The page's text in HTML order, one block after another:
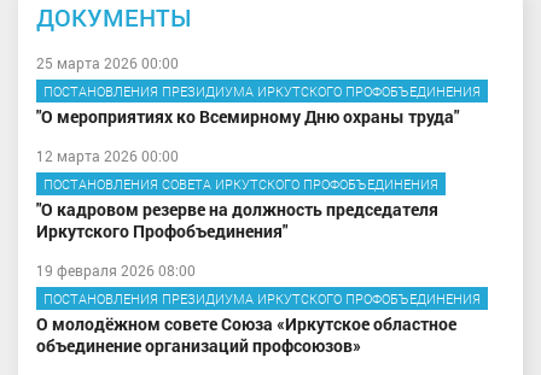
ДОКУМЕНТЫ
25 марта 2026 00:00
ПОСТАНОВЛЕНИЯ ПРЕЗИДИУМА ИРКУТСКОГО ПРОФОБЪЕДИНЕНИЯ
"О мероприятиях ко Всемирному Дню охраны труда"
12 марта 2026 00:00
ПОСТАНОВЛЕНИЯ СОВЕТА ИРКУТСКОГО ПРОФОБЪЕДИНЕНИЯ
"О кадровом резерве на должность председателя
Иркутского Профобъединения"
19 февраля 2026 08:00
ПОСТАНОВЛЕНИЯ ПРЕЗИДИУМА ИРКУТСКОГО ПРОФОБЪЕДИНЕНИЯ
О молодёжном совете Союза «Иркутское областное
объединение организаций профсоюзов»